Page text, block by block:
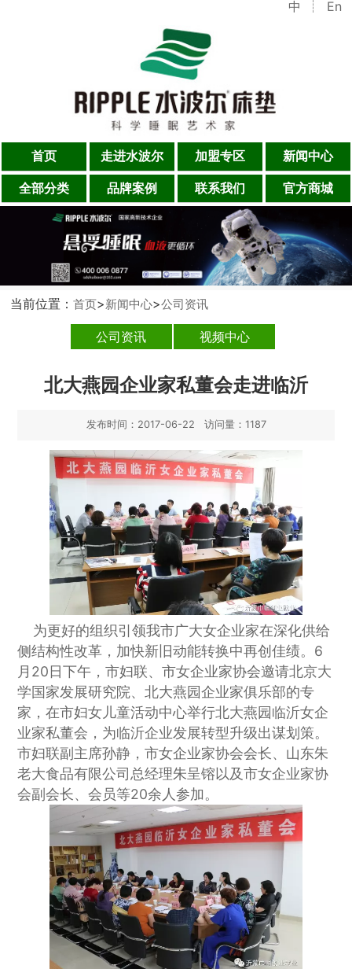
En
中
首页 走进水波尔 加盟专区 新闻中心
全部分类 品牌案例 联系我们 官方商城
当前位置：首页>新闻中心>公司资讯
公司资讯 视频中心
北大燕园企业家私董会走进临沂
发布时间：2017-06-22 访问量：1187
为更好的组织引领我市广大女企业家在深化供给
侧结构性改革，加快新旧动能转换中再创佳绩。6
月20日下午，市妇联、市女企业家协会邀请北京大
学国家发展研究院、北大燕园企业家俱乐部的专
家，在市妇女儿童活动中心举行北大燕园临沂女企
业家私董会，为临沂企业发展转型升级出谋划策。
市妇联副主席孙静，市女企业家协会会长、山东朱
老大食品有限公司总经理朱呈镕以及市女企业家协
会副会长、会员等20余人参加。